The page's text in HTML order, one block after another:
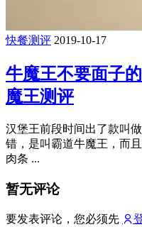
快餐测评 2019-10-17
牛魔王不要面子
魔王测评
汉堡王前段时间出了款叫
错，是叫霸道牛魔王，而
肉条 ...
暂无评论
要发表评论，您必须先